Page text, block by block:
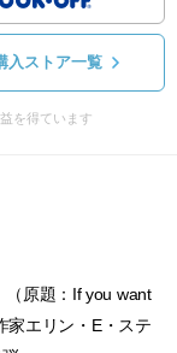
入ストア一覧
を得ています
原題：If you want
家エリン・E・ステ